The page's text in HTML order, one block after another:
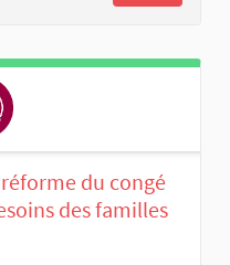
du congé
des familles